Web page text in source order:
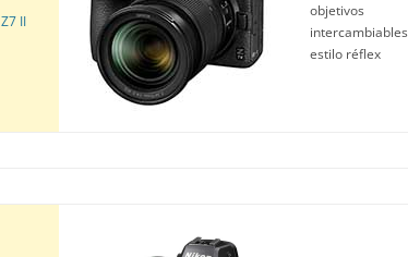
Z7 II
objetivos
intercambiables
estilo réflex